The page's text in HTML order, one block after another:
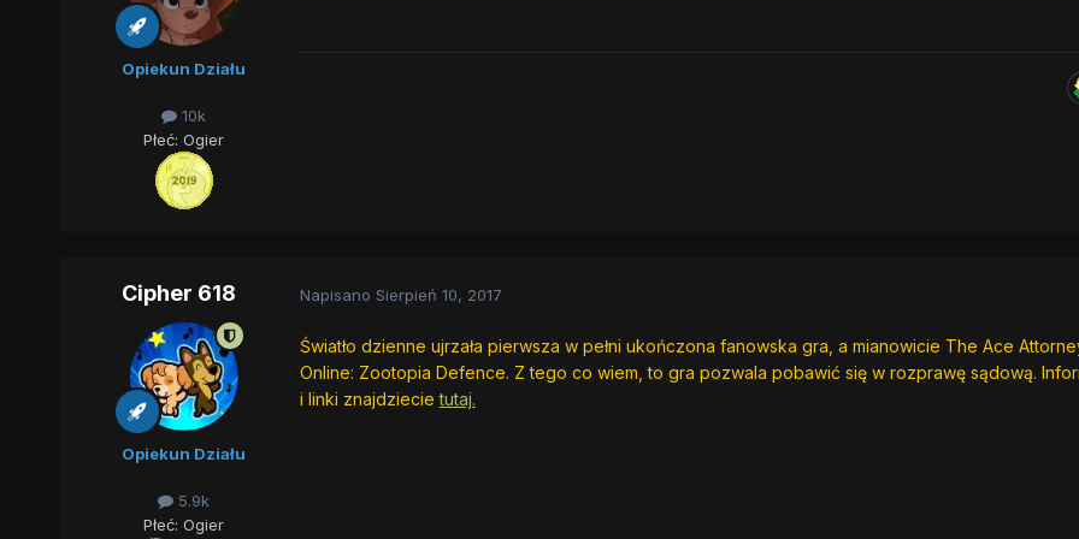
Opiekun Działu
10k
Płeć: Ogier
Cipher 618
Opiekun Działu
5.9k
Płeć: Ogier
Napisano Sierpień 10, 2017
Światło dzienne ujrzała pierwsza w pełni ukończona fanowska gra, a mianowicie The Ace
Online: Zootopia Defence. Z tego co wiem, to gra pozwala pobawić się w rozprawę sądową.
i linki znajdziecie tutaj.